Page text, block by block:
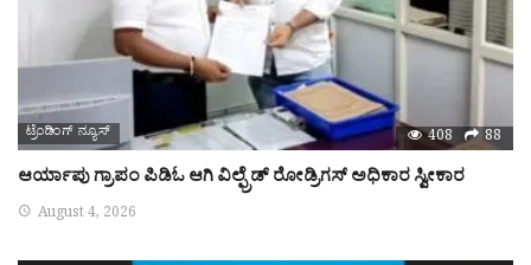
ಟ್ರೆಂಡಿಂಗ್ ನ್ಯೂಸ್ 408 88
ಆರ್ಯಾಪು ಗ್ರಾಪಂ ಪಿಡಿಓ ಆಗಿ ವಿಲ್ಫ್ರೆಡ್ ರೋಡ್ರಿಗಸ್ ಅಧಿಕಾರ ಸ್ವೀಕಾರ
August 4, 2026